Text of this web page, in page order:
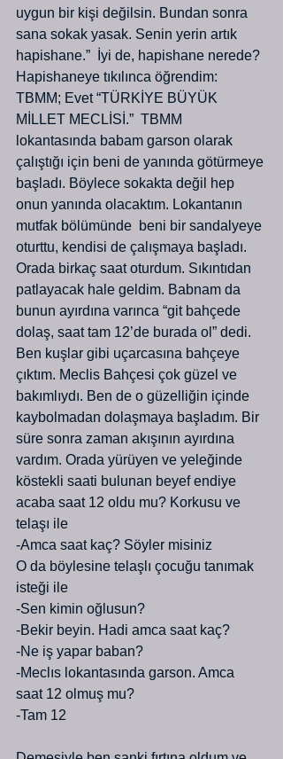
uygun bir kişi değilsin. Bundan sonra
sana sokak yasak. Senin yerin artık
hapishane.”  İyi de, hapishane nerede?
Hapishaneye tıkılınca öğrendim:
TBMM; Evet “TÜRKİYE BÜYÜK
MİLLET MECLİSİ.”  TBMM
lokantasında babam garson olarak
çalıştığı için beni de yanında götürmeye
başladı. Böylece sokakta değil hep
onun yanında olacaktım. Lokantanın
mutfak bölümünde  beni bir sandalyeye
oturttu, kendisi de çalışmaya başladı.
Orada birkaç saat oturdum. Sıkıntıdan
patlayacak hale geldim. Babnam da
bunun ayırdına varınca “git bahçede
dolaş, saat tam 12’de burada ol” dedi.
Ben kuşlar gibi uçarcasına bahçeye
çıktım. Meclis Bahçesi çok güzel ve
bakımlıydı. Ben de o güzelliğin içinde
kaybolmadan dolaşmaya başladım. Bir
süre sonra zaman akışının ayırdına
vardım. Orada yürüyen ve yeleğinde
köstekli saati bulunan beyef endiye
acaba saat 12 oldu mu? Korkusu ve
telaşı ile
-Amca saat kaç? Söyler misiniz
O da böylesine telaşlı çocuğu tanımak
isteği ile
-Sen kimin oğlusun?
-Bekir beyin. Hadi amca saat kaç?
-Ne iş yapar baban?
-Meclıs lokantasında garson. Amca
saat 12 olmuş mu?
-Tam 12